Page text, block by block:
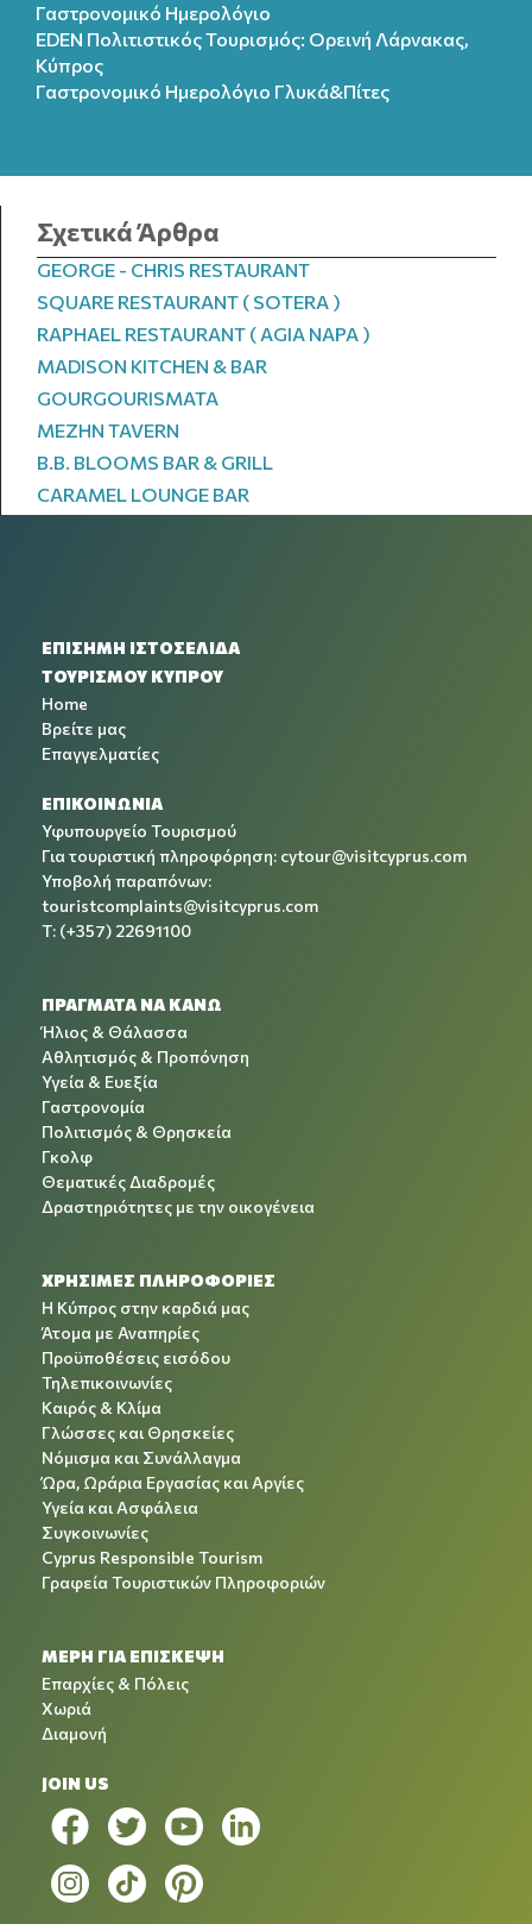
Γαστρονομικό Ημερολόγιο
EDEN Πολιτιστικός Τουρισμός: Ορεινή Λάρνακας,
Κύπρος
Γαστρονομικό Ημερολόγιo Γλυκά&Πίτες
Σχετικά Άρθρα
GEORGE - CHRIS RESTAURANT
SQUARE RESTAURANT ( SOTERA )
RAPHAEL RESTAURANT ( AGIA NAPA )
MADISON KITCHEN & BAR
GOURGOURISMATA
MEZHN TAVERN
B.B. BLOOMS BAR & GRILL
CARAMEL LOUNGE BAR
ΕΠΙΣΗΜΗ ΙΣΤΟΣΕΛΙΔΑ
ΤΟΥΡΙΣΜΟΥ ΚΥΠΡΟΥ
Home
Βρείτε μας
Επαγγελματίες
ΕΠΙΚΟΙΝΩΝΙΑ
Υφυπουργείο Τουρισμού
Για τουριστική πληροφόρηση: cytour@visitcyprus.com
Υποβολή παραπόνων:
touristcomplaints@visitcyprus.com
T: (+357) 22691100
ΠΡΑΓΜΑΤΑ ΝΑ ΚΑΝΩ
Ήλιος & Θάλασσα
Αθλητισμός & Προπόνηση
Υγεία & Ευεξία
Γαστρονομία
Πολιτισμός & Θρησκεία
Γκολφ
Θεματικές Διαδρομές
Δραστηριότητες με την οικογένεια
ΧΡΉΣΙΜΕΣ ΠΛΗΡΟΦΟΡΊΕΣ
Η Κύπρος στην καρδιά μας
Άτομα με Αναπηρίες
Προϋποθέσεις εισόδου
Τηλεπικοινωνίες
Καιρός & Κλίμα
Γλώσσες και Θρησκείες
Νόμισμα και Συνάλλαγμα
Ώρα, Ωράρια Εργασίας και Αργίες
Υγεία και Ασφάλεια
Συγκοινωνίες
Cyprus Responsible Tourism
Γραφεία Τουριστικών Πληροφοριών
ΜΕΡΗ ΓΙΑ ΕΠΙΣΚΕΨΗ
Επαρχίες & Πόλεις
Χωριά
Διαμονή
JOIN US